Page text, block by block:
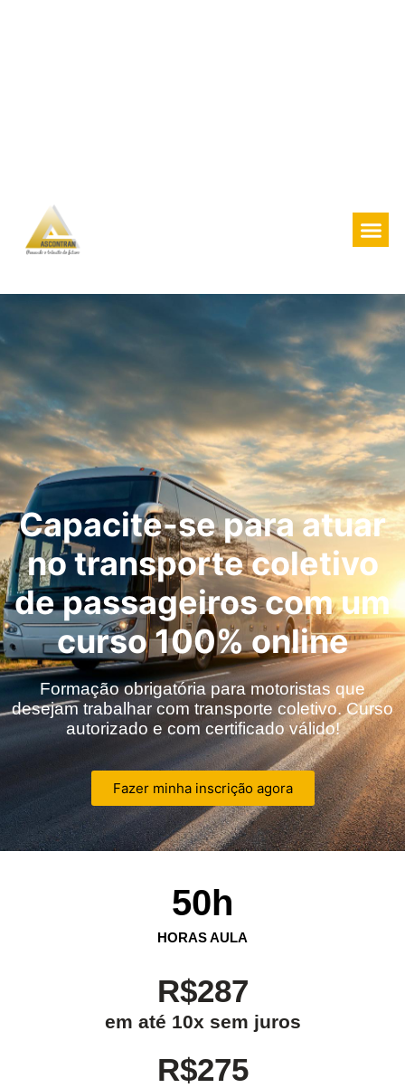
Capacite-se para atuar
no transporte coletivo
de passageiros com um
curso 100% online
Formação obrigatória para motoristas que
desejam trabalhar com transporte coletivo. Curso
autorizado e com certificado válido!
Fazer minha inscrição agora
HORAS AULA
50h
R$287
em até 10x sem juros
R$275